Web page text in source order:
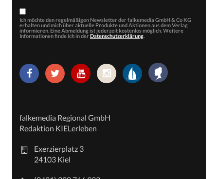
Ich möchte den regelmäßigen Newsletter der falkemedia GmbH & Co KG
erhalten und mich über aktuelle Produkte und Aktionen aus dem Verlag
informieren. Eine Abmeldung ist jederzeit kostenlos möglich. Weitere
Informationen finde ich in der Datenschutzerklärung.
falkemedia Regional GmbH
Redaktion KIELerleben
Exerzierplatz 3
24103 Kiel